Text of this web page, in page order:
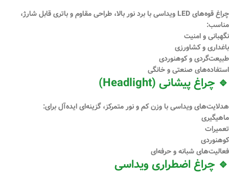
چراغ قوه‌های LED ویداسی با برد نور بالا، طراحی مقاوم و باتری قابل شارژ،
مناسب:
نگهبانی و امنیت
باغداری و کشاورزی
طبیعت‌گردی و کوهنوردی
استفاده‌های صنعتی و خانگی
🔹 چراغ پیشانی (Headlight)
هدلایت‌های ویداسی با وزن کم و نور متمرکز، گزینه‌ای ایده‌آل برای:
ماهیگیری
تعمیرات
کوهنوردی
فعالیت‌های شبانه و حرفه‌ای
🔹 چراغ اضطراری ویداسی